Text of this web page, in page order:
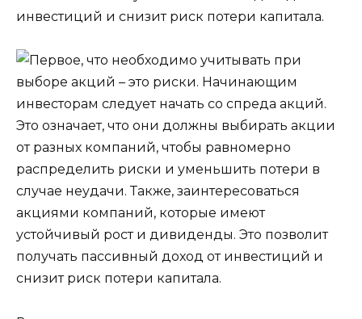
инвестиций и снизит риск потери капитала.